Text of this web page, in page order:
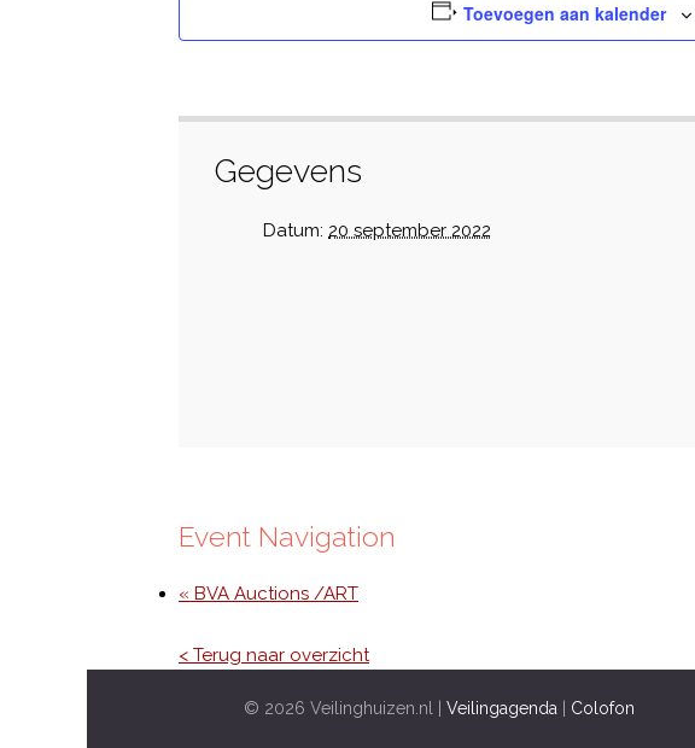
Toevoegen aan kalender
Gegevens
Datum: 20 september 2022
Event Navigation
« BVA Auctions /ART
< Terug naar overzicht
© 2026 Veilinghuizen.nl | Veilingagenda Colofon